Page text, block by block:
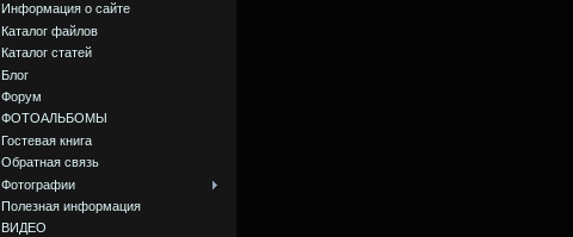
Информация о сайте
Каталог файлов
Каталог статей
Блог
Форум
ФОТОАЛЬБОМЫ
Гостевая книга
Обратная связь
Фотографии
Полезная информация
ВИДЕО